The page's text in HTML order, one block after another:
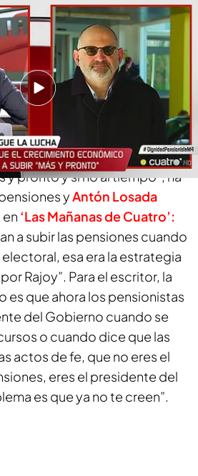
empleo, si sigue el
si mantenemos la
y pronto y si no al tiempo”, ha
yAntón Losada
‘Las Mañanas de Cuatro’:
a subir las pensiones cuando
esa era la estrategia
Rajoy”. Para el escritor, la
es que ahora los pensionistas
del Gobierno cuando se
o cuando dice que las
actos de fe, que no eres el
eres el presidente del
es que ya no te creen”.